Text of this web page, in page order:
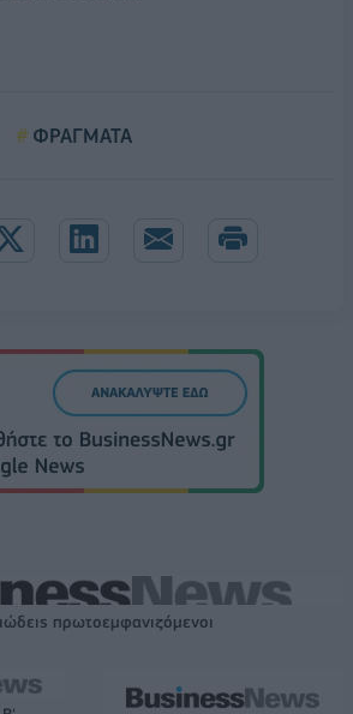
ΦΡΑΓΜΑΤΑ
πρωτοεμφανιζόμενοι